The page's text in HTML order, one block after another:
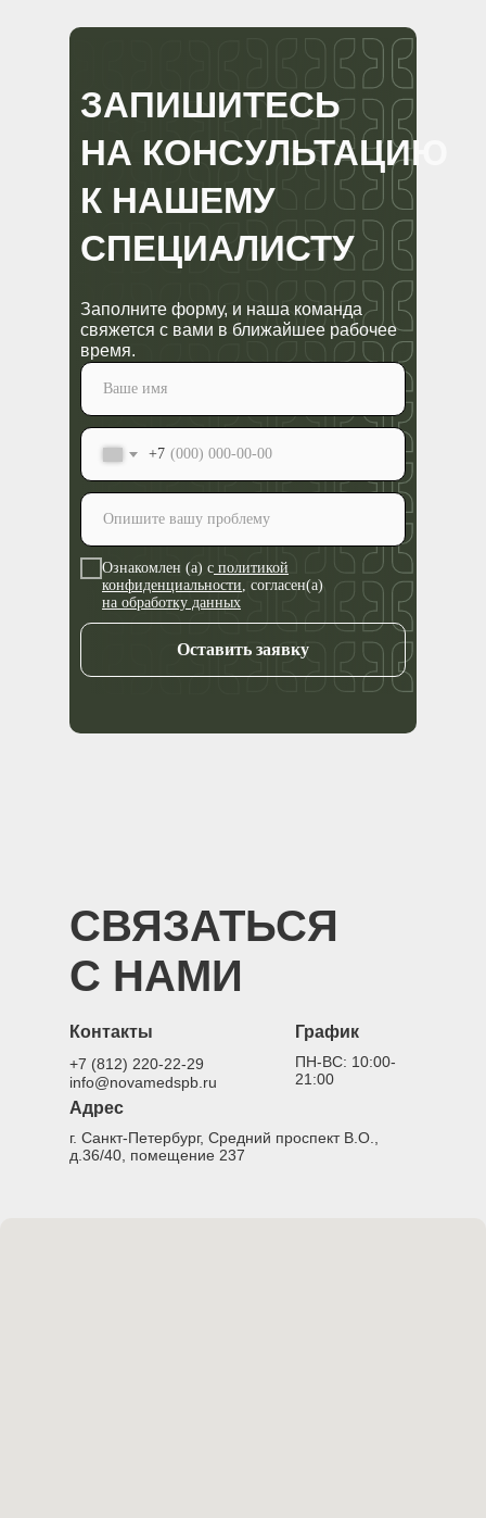
Заполните форму, и наша команда
свяжется с вами в ближайшее рабочее
время.
ЗАПИШИТЕСЬ
НА КОНСУЛЬТАЦИЮ
К НАШЕМУ
СПЕЦИАЛИСТУ
+7
Ознакомлен (а) с политикой
конфиденциальности , согласен(а)
на обработку данных
Оставить заявку
СВЯЗАТЬСЯ
С НАМИ
ПН-ВС: 10:00-
21:00
График
+7 (812) 220-22-29
info@novamedspb.ru
Контакты
г. Санкт-Петербург, Средний проспект В.О.,
д.36/40, помещение 237
Адрес